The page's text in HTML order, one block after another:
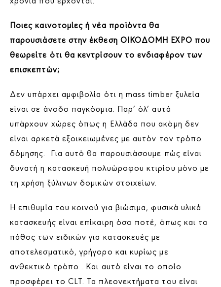
Ποιες καινοτομίες ή νέα προϊόντα θα
παρουσιάσετε στην έκθεση ΟΙΚΟΔΟΜΗ EXPO που
θεωρείτε ότι θα κεντρίσουν το ενδιαφέρον των
επισκεπτών;
Δεν υπάρχει αμφιβολία ότι η mass timber ξυλεία
είναι σε άνοδο παγκόσμια. Παρ’ όλ’ αυτά
υπάρχουν χώρες όπως η Ελλάδα που ακόμη δεν
είναι αρκετά εξοικειωμένες με αυτόν τον τρόπο
δόμησης. Για αυτό θα παρουσιάσουμε πώς είναι
δυνατή η κατασκευή πολυώροφου κτιρίου μόνο με
τη χρήση ξύλινων δομικών στοιχείων.
Η επιθυμία του κοινού για βιώσιμα, φυσικά υλικά
κατασκευής είναι επίκαιρη όσο ποτέ, όπως και το
πάθος των ειδικών για κατασκευές με
αποτελεσματικό, γρήγορο και κυρίως με
ανθεκτικό τρόπο . Και αυτό είναι το οποίο
προσφέρει το CLT. Τα πλεονεκτήματα του είναι